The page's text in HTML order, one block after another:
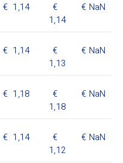
1,14
1,14
NaN
1,14
1,13
NaN
1,18
1,18
NaN
1,14
1,12
NaN